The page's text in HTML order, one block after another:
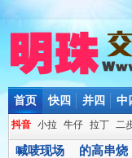
首页 快四 并四 中
抖音 小拉 牛仔 拉丁 二
喊唛现场 的高串烧